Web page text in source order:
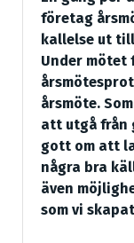
företag
kallelse ut
Under mötet
årsmöte.
att utgå från
gott om att
några bra
även
som vi